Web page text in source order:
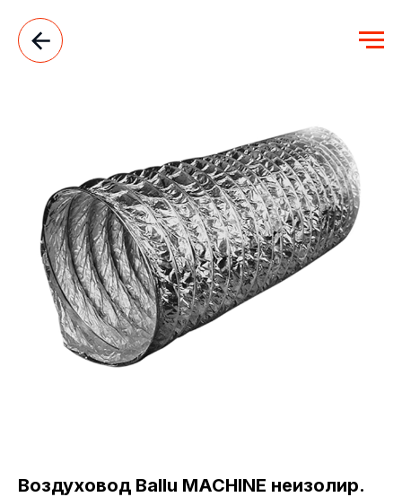
Воздуховод Ballu MACHINE неизолир.